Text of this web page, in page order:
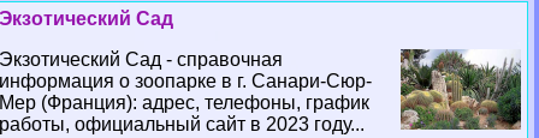
Экзотический Сад
Экзотический Сад - справочная
информация о зоопарке в г. Санари-Сюр-
Мер (Франция): адрес, телефоны, график
работы, официальный сайт в 2023 году...